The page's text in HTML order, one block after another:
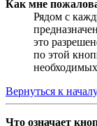
Как мне
Рядом с
это
по этой
Вернуться к
Что означает